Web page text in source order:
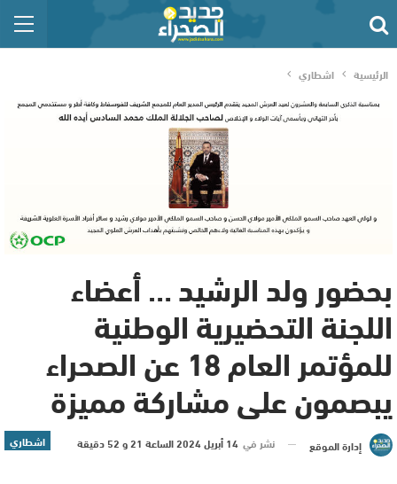
الرئيسية اشطاري
بحضور ولد الرشيد … أعضاء
اللجنة التحضيرية الوطنية
للمؤتمر العام 18 عن الصحراء
يبصمون على مشاركة مميزة
اشطاري إدارة الموقع نشر في 14 أبريل 2024 الساعة 21 و 52 دقيقة